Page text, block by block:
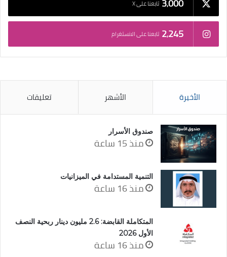
تابعنا على X
2٬245 تابعنا على الانستغرام
الأخيرة الأشهر تعليقات
صندوق الأسرار
منذ 15 ساعة
التنمية المستدامة في الميزانيات
منذ 16 ساعة
المتكاملة القابضة: 2.6 مليون دينار ربحية النصف
الأول 2026
منذ 16 ساعة